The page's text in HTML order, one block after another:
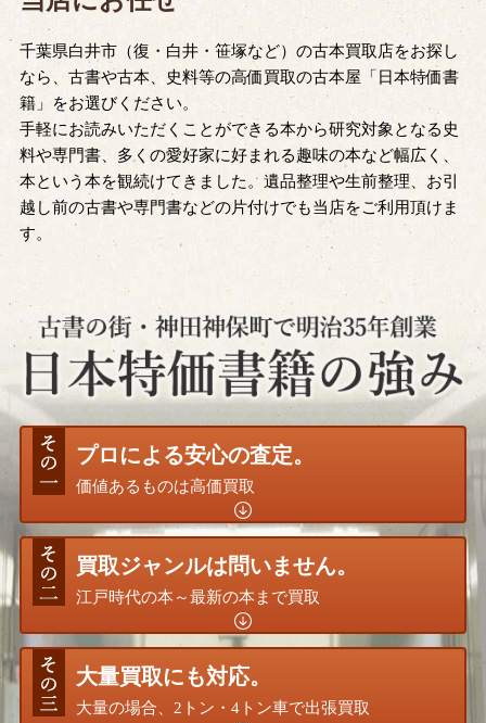
千葉県白井市（復・白井・笹塚など）の古本買取店をお探し
なら、古書や古本、史料等の高価買取の古本屋「日本特価書
籍」をお選びください。
手軽にお読みいただくことができる本から研究対象となる史
料や専門書、多くの愛好家に好まれる趣味の本など幅広く、
本という本を観続けてきました。遺品整理や生前整理、お引
越し前の古書や専門書などの片付けでも当店をご利用頂けま
す。
プロによる安心の査定。
価値あるものは高価買取
買取ジャンルは問いません。
江戸時代の本～最新の本まで買取
大量買取にも対応。
大量の場合、2トン・4トン車で出張買取